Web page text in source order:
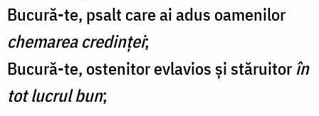
Bucură-te, psalt care ai adus oamenilor
chemarea credinței;
Bucură-te, ostenitor evlavios și stăruitorîn
tot lucrul bun;